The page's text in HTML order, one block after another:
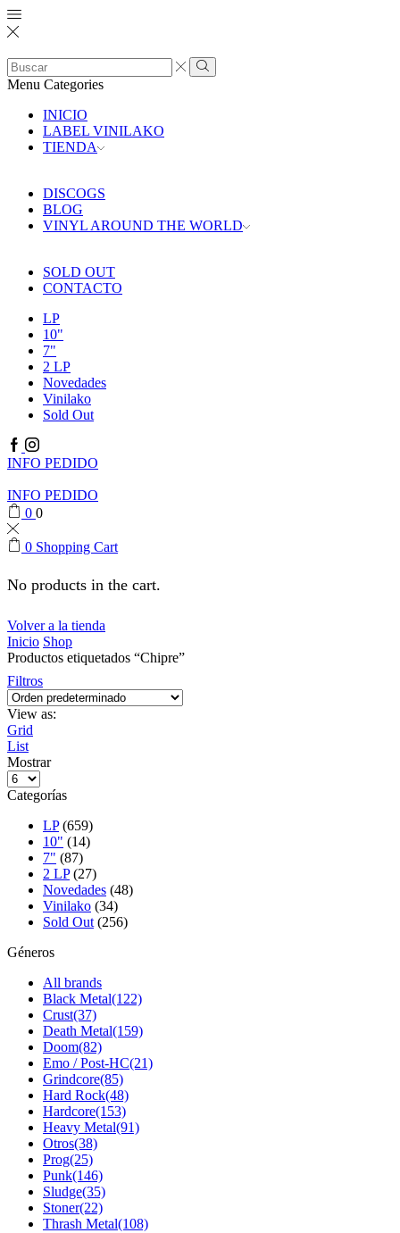
Search
input
Search
Menu Categories
INICIO
LABEL VINILAKO
TIENDA
DISCOGS
BLOG
VINYL AROUND THE WORLD
SOLD OUT
CONTACTO
LP
10"
7"
2 LP
Novedades
Vinilako
Sold Out
Facebook
Instagram
INFO PEDIDO
INFO PEDIDO
0 0
0 Shopping Cart
No products in the cart.
Volver a la tienda
Inicio Shop
Productos etiquetados “Chipre”
Filtros
View as:
Grid
List
Mostrar
Products
per
Categorías
LP (659)
10" (14)
7" (87)
2 LP (27)
Novedades (48)
Vinilako (34)
Sold Out (256)
Géneros
All brands
Black Metal(122)
Crust(37)
Death Metal(159)
Doom(82)
Emo / Post-HC(21)
Grindcore(85)
Hard Rock(48)
Hardcore(153)
Heavy Metal(91)
Otros(38)
Prog(25)
Punk(146)
Sludge(35)
Stoner(22)
Thrash Metal(108)